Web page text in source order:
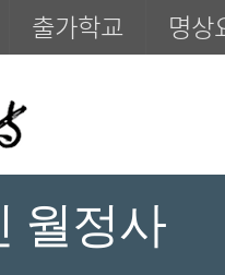
출가학교 명상
월정사